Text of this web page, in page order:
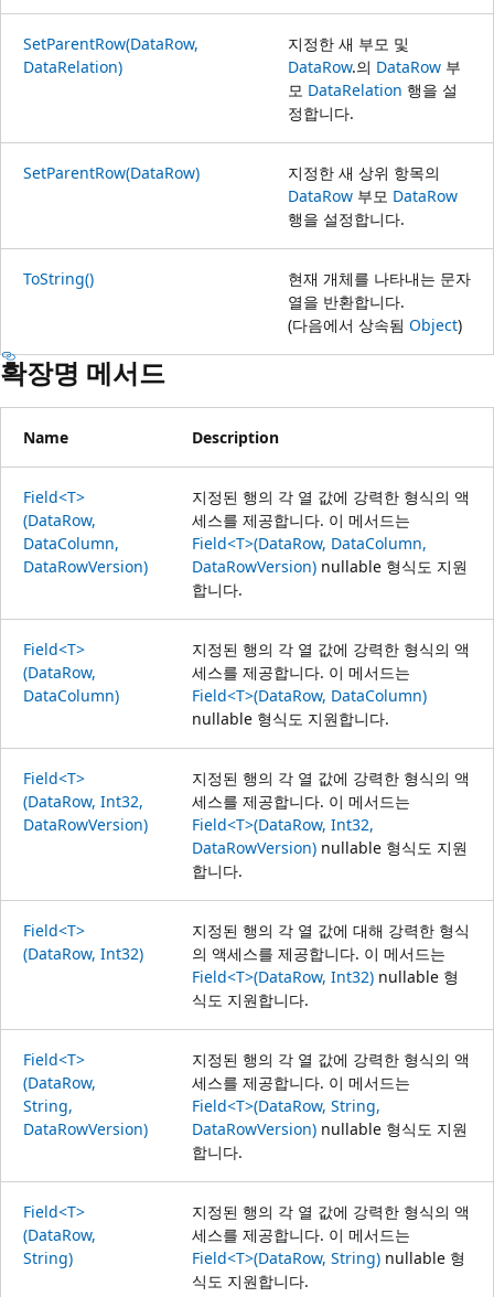
SetParentRow(DataRow,
DataRelation)
지정한 새 부모 및
DataRow.의 DataRow 부
모 DataRelation 행을 설
정합니다.
SetParentRow(DataRow)
지정한 새 상위 항목의
DataRow 부모 DataRow
행을 설정합니다.
ToString()
현재 개체를 나타내는 문자
열을 반환합니다.
(다음에서 상속됨 Object)
확장명 메서드
Name Description
Field<T>
(DataRow,
DataColumn,
DataRowVersion)
지정된 행의 각 열 값에 강력한 형식의 액
세스를 제공합니다. 이 메서드는
Field<T>(DataRow, DataColumn,
DataRowVersion) nullable 형식도 지원
합니다.
Field<T>
(DataRow,
DataColumn)
지정된 행의 각 열 값에 강력한 형식의 액
세스를 제공합니다. 이 메서드는
Field<T>(DataRow, DataColumn)
nullable 형식도 지원합니다.
Field<T>
(DataRow, Int32,
DataRowVersion)
지정된 행의 각 열 값에 강력한 형식의 액
세스를 제공합니다. 이 메서드는
Field<T>(DataRow, Int32,
DataRowVersion) nullable 형식도 지원
합니다.
Field<T>
(DataRow, Int32)
지정된 행의 각 열 값에 대해 강력한 형식
의 액세스를 제공합니다. 이 메서드는
Field<T>(DataRow, Int32) nullable 형
식도 지원합니다.
Field<T>
(DataRow,
String,
DataRowVersion)
지정된 행의 각 열 값에 강력한 형식의 액
세스를 제공합니다. 이 메서드는
Field<T>(DataRow, String,
DataRowVersion) nullable 형식도 지원
합니다.
Field<T>
(DataRow,
String)
지정된 행의 각 열 값에 강력한 형식의 액
세스를 제공합니다. 이 메서드는
Field<T>(DataRow, String) nullable 형
식도 지원합니다.